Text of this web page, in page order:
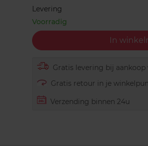
Levering
Voorradig
In
Gratis levering bij aankoop
Gratis retour in je
Verzending binnen 24u